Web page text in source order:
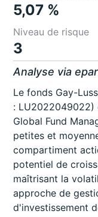
5,07 %
Niveau de risque
3
Analyse via
Le fonds Gay-
: LU2022049022)
Global Fund
petites et
compartiment
potentiel de
maîtrisant la
approche de
d'investissement